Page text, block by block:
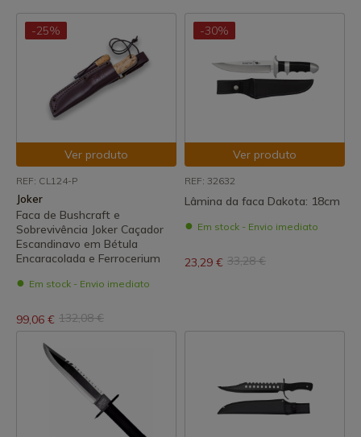
-25%
Ver produto
REF: CL124-P
Joker
Faca de Bushcraft e
Sobrevivência Joker Caçador
Escandinavo em Bétula
Encaracolada e Ferrocerium
Em stock - Envio imediato
99,06 € 132,08 €
-30%
Ver produto
REF: 32632
Lâmina da faca Dakota: 18cm
Em stock - Envio imediato
23,29 € 33,28 €